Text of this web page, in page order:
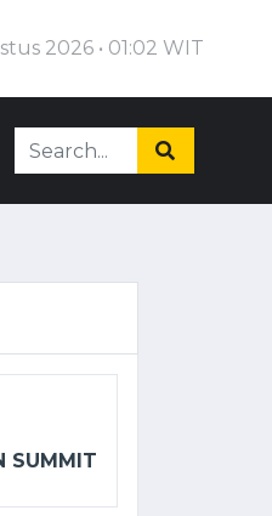
2026 • 01:02 WIT
SUMMIT